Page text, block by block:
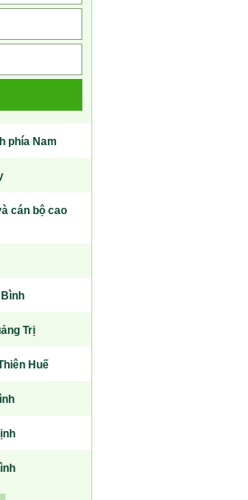
phía Nam
cán bộ cao
Trị
Huế